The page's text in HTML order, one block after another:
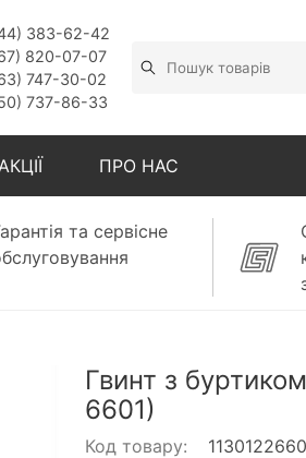
383-62-42
820-07-07
747-30-02
737-86-33
ПРО НАС
та сервісне
Гвинт з
6601)
Код товару: